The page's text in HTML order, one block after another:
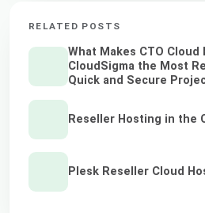
RELATED POSTS
What Makes CTO Cloud
CloudSigma the Most
Quick and Secure
Reseller Hosting in the
Plesk Reseller Cloud